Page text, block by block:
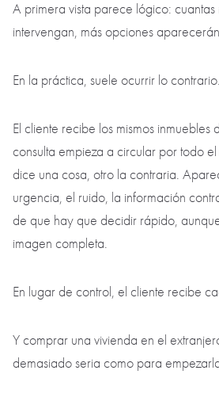
A primera vista parece lógico: cuantas
intervengan, más opciones
En la práctica, suele ocurrir lo contrario.
El cliente recibe los mismos inmuebles
consulta empieza a circular por todo
dice una cosa, otro la contraria.
urgencia, el ruido, la información
de que hay que decidir rápido,
imagen completa.
En lugar de control, el cliente recibe
Y comprar una vivienda en el
demasiado seria como para